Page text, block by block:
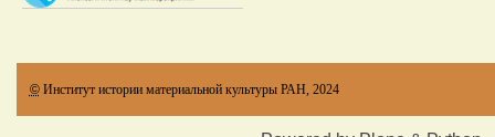
© Институт истории материальной культуры РАН, 2024